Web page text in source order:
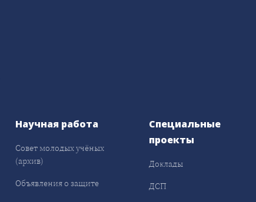
Научная работа
Совет молодых учёных
(архив)
Объявления о защите
Специальные
проекты
Доклады
ДСП